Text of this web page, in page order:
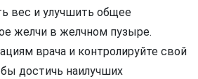
вес и улучшить общее
желчи в желчном пузыре.
врача и контролируйте свой
достичь наилучших